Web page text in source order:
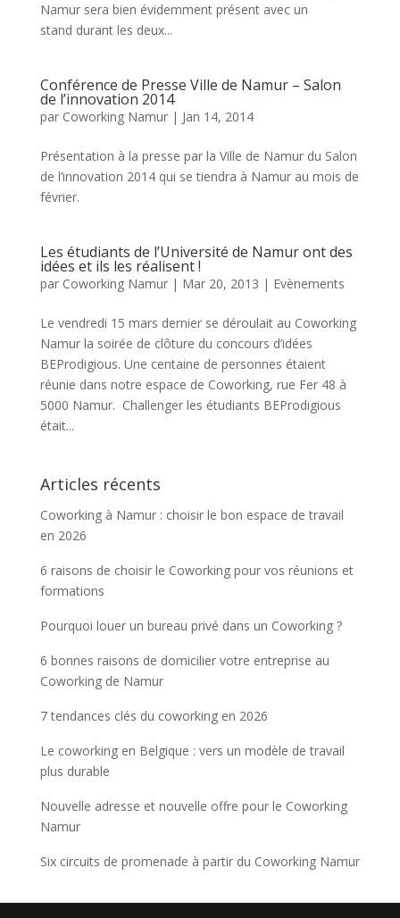
Namur sera bien évidemment présent avec un
stand durant les deux...
Conférence de Presse Ville de Namur – Salon
de l’innovation 2014
par Coworking Namur| Jan 14, 2014
Présentation à la presse par la Ville de Namur du Salon
de l’innovation 2014 qui se tiendra à Namur au mois de
février.
Les étudiants de l’Université de Namur ont des
idées et ils les réalisent !
par Coworking Namur| Mar 20, 2013 | Evènements
Le vendredi 15 mars dernier se déroulait au Coworking
Namur la soirée de clôture du concours d’idées
BEProdigious. Une centaine de personnes étaient
réunie dans notre espace de Coworking, rue Fer 48 à
5000 Namur. Challenger les étudiants BEProdigious
était...
Articles récents
Coworking à Namur : choisir le bon espace de travail
en 2026
6 raisons de choisir le Coworking pour vos réunions et
formations
Pourquoi louer un bureau privé dans un Coworking ?
6 bonnes raisons de domicilier votre entreprise au
Coworking de Namur
7 tendances clés du coworking en 2026
Le coworking en Belgique : vers un modèle de travail
plus durable
Nouvelle adresse et nouvelle offre pour le Coworking
Namur
Six circuits de promenade à partir du Coworking Namur